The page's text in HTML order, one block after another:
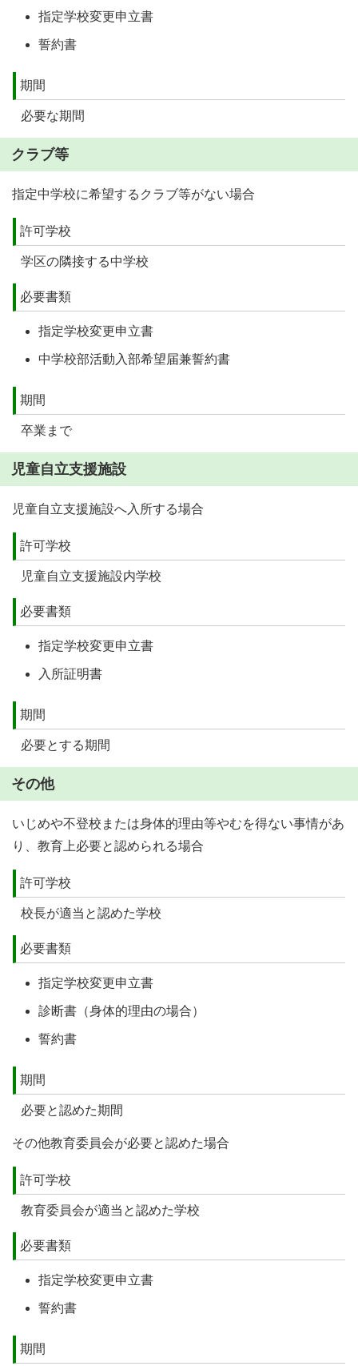
指定学校変更申立書
誓約書
期間
必要な期間
クラブ等
指定中学校に希望するクラブ等がない場合
許可学校
学区の隣接する中学校
必要書類
指定学校変更申立書
中学校部活動入部希望届兼誓約書
期間
卒業まで
児童自立支援施設
児童自立支援施設へ入所する場合
許可学校
児童自立支援施設内学校
必要書類
指定学校変更申立書
入所証明書
期間
必要とする期間
その他
いじめや不登校または身体的理由等やむを得ない事情があ
り、教育上必要と認められる場合
許可学校
校長が適当と認めた学校
必要書類
指定学校変更申立書
診断書（身体的理由の場合）
誓約書
期間
必要と認めた期間
その他教育委員会が必要と認めた場合
許可学校
教育委員会が適当と認めた学校
必要書類
指定学校変更申立書
誓約書
期間